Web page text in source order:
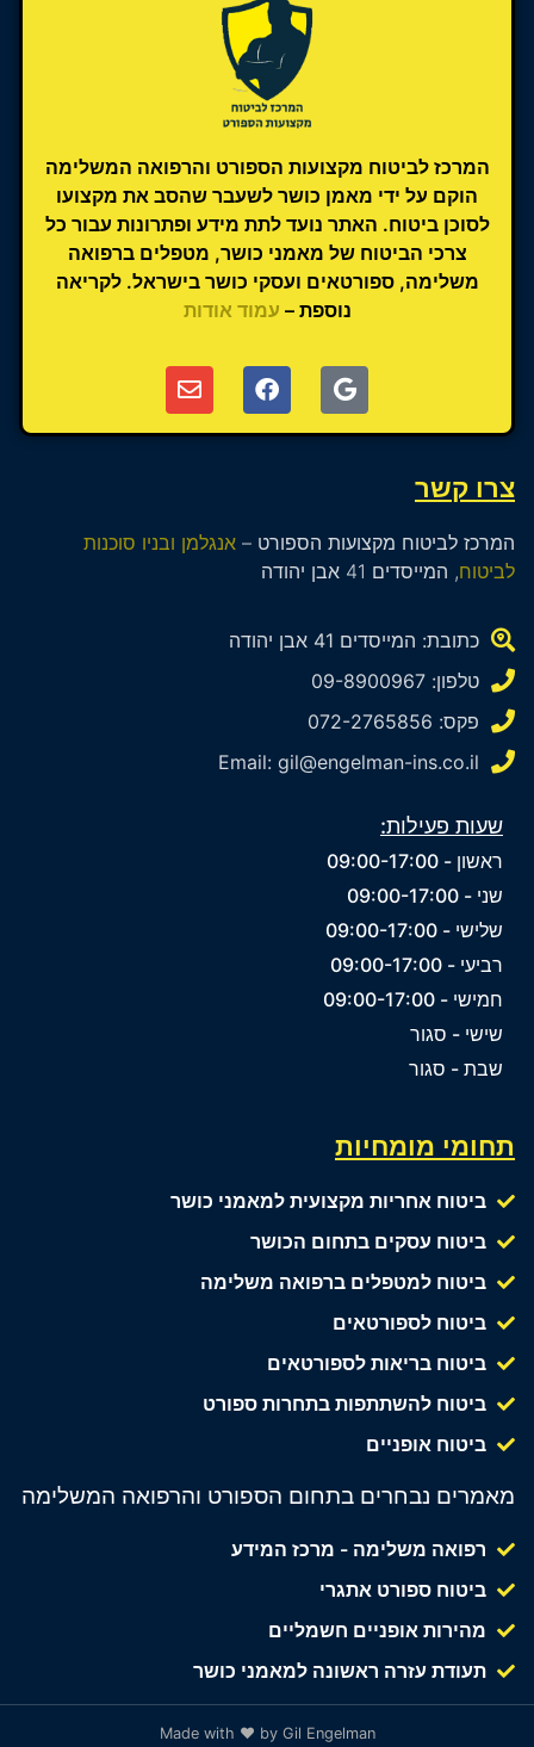
המרכז לביטוח מקצועות הספורט והרפואה המשלימה
הוקם על ידי מאמן כושר לשעבר שהסב את מקצועו
לסוכן ביטוח. האתר נועד לתת מידע ופתרונות עבור כל
צרכי הביטוח של מאמני כושר, מטפלים ברפואה
משלימה, ספורטאים ועסקי כושר בישראל. לקריאה
נוספת – עמוד אודות
צרו קשר
המרכז לביטוח מקצועות הספורט – אנגלמן ובניו סוכנות
לביטוח, המייסדים 41 אבן יהודה
כתובת: המייסדים 41 אבן יהודה
טלפון: 09-8900967
פקס: 072-2765856
Email: gil@engelman-ins.co.il
שעות פעילות:
ראשון - 09:00-17:00
שני - 09:00-17:00
שלישי - 09:00-17:00
רביעי - 09:00-17:00
חמישי - 09:00-17:00
שישי - סגור
שבת - סגור
תחומי מומחיות
ביטוח אחריות מקצועית למאמני כושר
ביטוח עסקים בתחום הכושר
ביטוח למטפלים ברפואה משלימה
ביטוח לספורטאים
ביטוח בריאות לספורטאים
ביטוח להשתתפות בתחרות ספורט
ביטוח אופניים
מאמרים נבחרים בתחום הספורט והרפואה המשלימה
רפואה משלימה - מרכז המידע
ביטוח ספורט אתגרי
מהירות אופניים חשמליים
תעודת עזרה ראשונה למאמני כושר
Made with ❤ by Gil Engelman